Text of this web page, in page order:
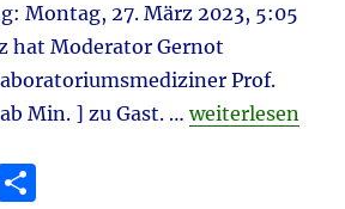
Montag, 27. März 2023, 5:05
hat Moderator Gernot
Prof.
Min. ] zu Gast. …„Kontrafunk
weiterlesen